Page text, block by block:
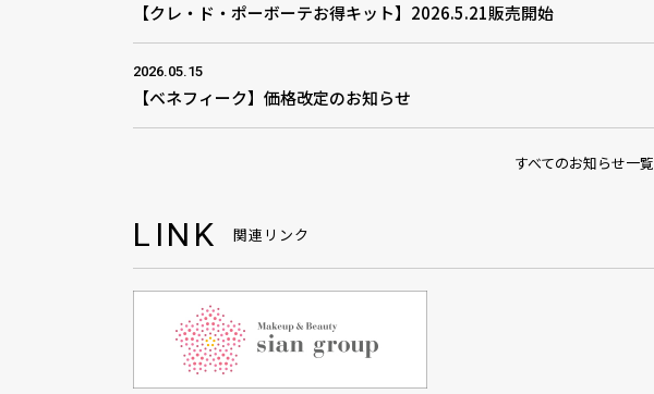
【クレ・ド・ポーボーテお得キット】2026.5.21販売開始
2026.05.15
【ベネフィーク】価格改定のお知らせ
すべてのお知らせ一覧
LINK 関連リンク